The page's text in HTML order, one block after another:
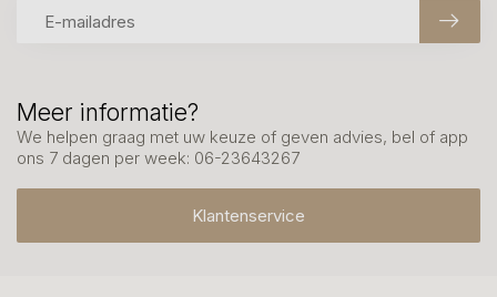
Meer informatie?
We helpen graag met uw keuze of geven advies, bel of app
ons 7 dagen per week: 06-23643267
Klantenservice